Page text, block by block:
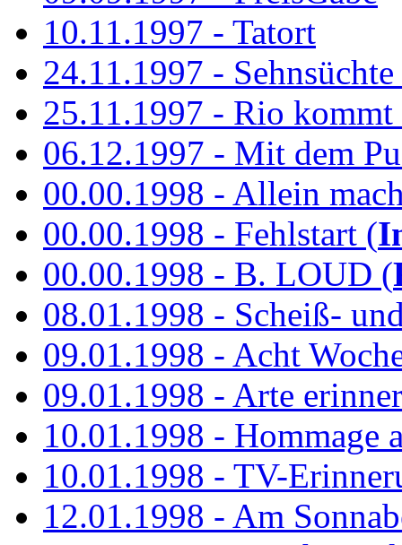
10.11.1997 - Tatort
24.11.1997 -
25.11.1997 - Rio kommt
06.12.1997 - Mit dem
00.00.1998 - Allein
00.00.1998 - Fehlstart (
00.00.1998 - B. LOUD (
08.01.1998 - Scheiß-
09.01.1998 - Acht
09.01.1998 - Arte
10.01.1998 - Hommage
10.01.1998 - TV-
12.01.1998 - Am